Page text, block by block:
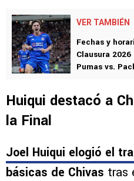
VER TAMBIÉN
Fechas y
Clausura
Pumas vs.
Huiqui destacó a
la Final
Joel Huiqui elogió el
básicas de Chivas tras